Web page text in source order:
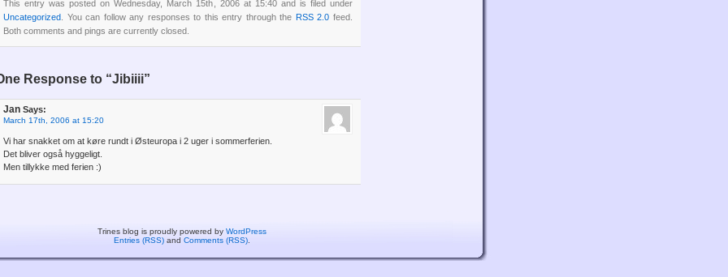
This entry was posted on Wednesday, March 15th, 2006 at 15:40 and is filed under
Uncategorized . You can follow any responses to this entry through the RSS 2.0 feed.
Both comments and pings are currently closed.
Response to “Jibiiii”
Jan Says:
March 17th, 2006 at 15:20
Vi har snakket om at køre rundt i Østeuropa i 2 uger i sommerferien.
Det bliver også hyggeligt.
Men tillykke med ferien :)
Trines blog is proudly powered by WordPress
Entries (RSS) and Comments (RSS)